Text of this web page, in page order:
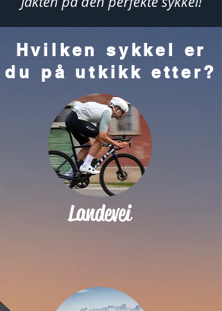
Hvilken sykkel er
du på utkikk etter?
Landevei